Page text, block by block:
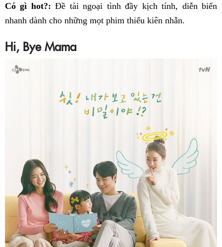
Có gì hot?: Đề tài ngoại tình đầy kịch tính, diễn biến
nhanh dành cho những mọt phim thiếu kiên nhẫn.
Hi, Bye Mama